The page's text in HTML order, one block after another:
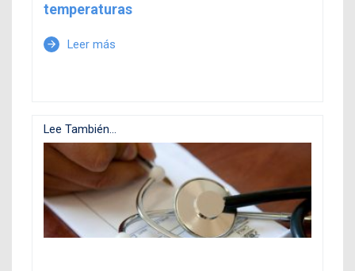
temperaturas
arrow_forward Leer más
Lee También...